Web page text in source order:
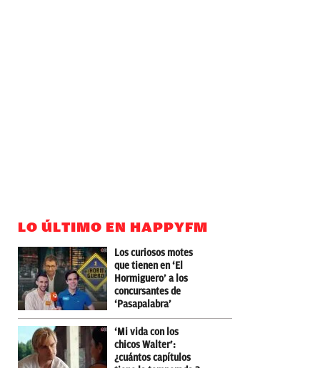
LO ÚLTIMO EN HAPPYFM
Los curiosos motes
que tienen en ‘El
Hormiguero’ a los
concursantes de
‘Pasapalabra’
‘Mi vida con los
chicos Walter’:
¿cuántos capítulos